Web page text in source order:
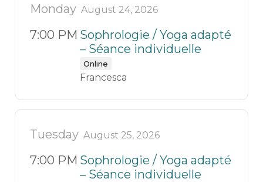
Monday August 24, 2026
7:00 PM Sophrologie / Yoga adapté
– Séance individuelle
Online
Francesca
Tuesday August 25, 2026
7:00 PM Sophrologie / Yoga adapté
– Séance individuelle